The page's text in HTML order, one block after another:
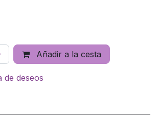
Añadir a la cesta
de deseos